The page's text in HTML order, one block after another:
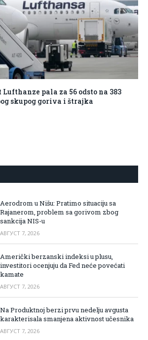
pala za 56 odsto na 383
skupog goriva i štrajka
Aerodrom u Nišu: Pratimo situaciju sa
Rajanerom, problem sa gorivom zbog
sankcija NIS-u
АВГУСТ 7, 2026
Američki berzanski indeksi u plusu,
investitori ocenjuju da Fed neće povećati
kamate
АВГУСТ 7, 2026
Na Produktnoj berzi prvu nedelju avgusta
karakterisala smanjena aktivnost učesnika
АВГУСТ 7, 2026